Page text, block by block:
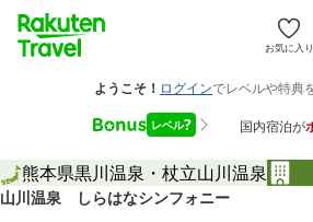
お気に入り
熊本県黒川温泉・杖立山川温泉
山川温泉 しらはなシンフォニー